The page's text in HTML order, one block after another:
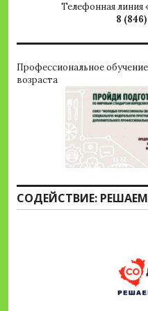
Телефонная линия
8
Профессиональное
возраста
СОДЕЙСТВИЕ: